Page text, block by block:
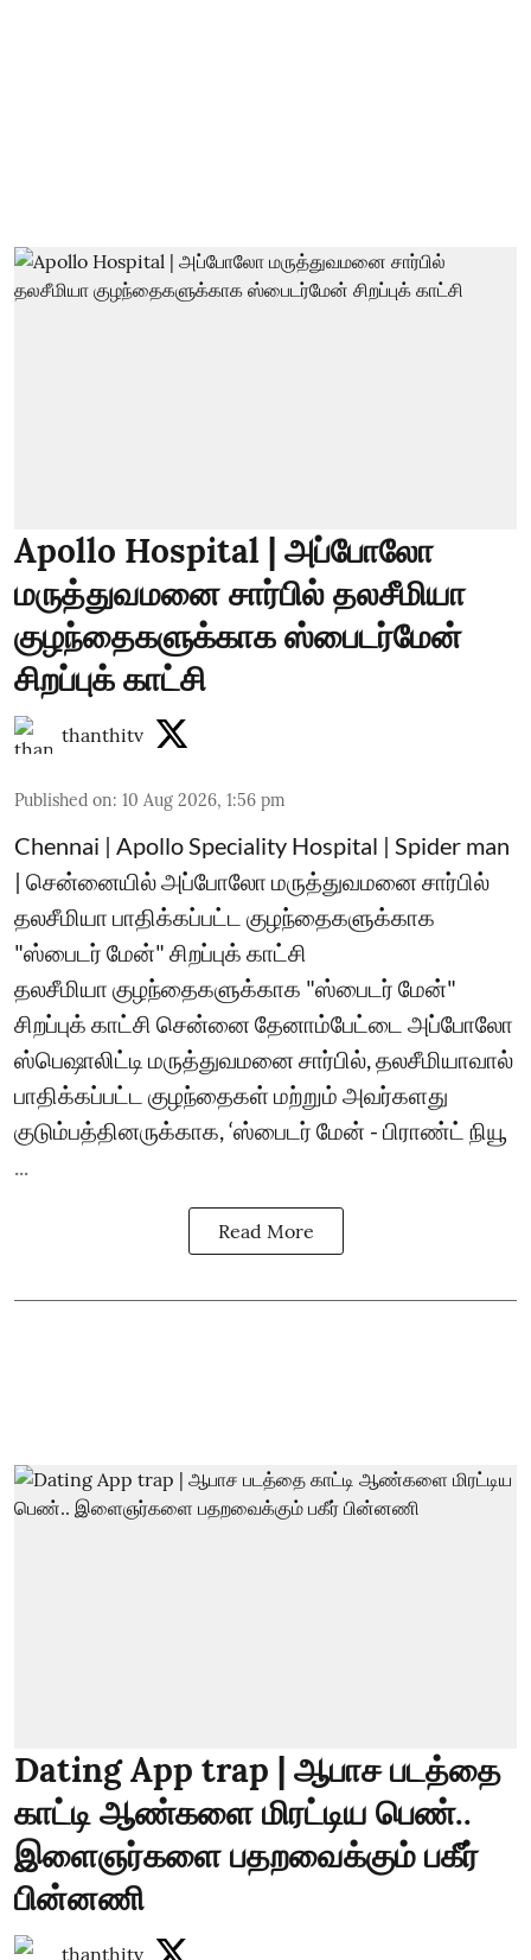
Apollo Hospital | அப்போலோ
மருத்துவமனை சார்பில் தலசீமியா
குழந்தைகளுக்காக ஸ்பைடர்மேன்
சிறப்புக் காட்சி
thanthitv
Published on: 10 Aug 2026, 1:56 pm
Chennai | Apollo Speciality Hospital | Spider man
| சென்னையில் அப்போலோ மருத்துவமனை சார்பில்
தலசீமியா பாதிக்கப்பட்ட குழந்தைகளுக்காக
"ஸ்பைடர் மேன்" சிறப்புக் காட்சி
தலசீமியா குழந்தைகளுக்காக "ஸ்பைடர் மேன்"
சிறப்புக் காட்சி சென்னை தேனாம்பேட்டை அப்போலோ
ஸ்பெஷாலிட்டி மருத்துவமனை சார்பில், தலசீமியாவால்
பாதிக்கப்பட்ட குழந்தைகள் மற்றும் அவர்களது
குடும்பத்தினருக்காக, ‘ஸ்பைடர் மேன் - பிராண்ட் நியூ
...
Read More
Dating App trap | ஆபாச படத்தை
காட்டி ஆண்களை மிரட்டிய பெண்..
இளைஞர்களை பதறவைக்கும் பகீர்
பின்னணி
thanthitv